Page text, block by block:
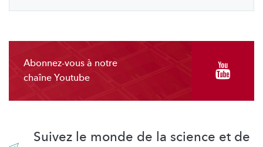
Abonnez-vous à notre
chaîne Youtube
Suivez le monde de la science et de